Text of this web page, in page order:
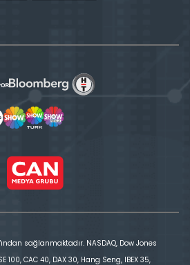
sağlanmaktadır. NASDAQ, Dow Jones
100, CAC 40, DAX 30, Hang Seng, IBEX 35,